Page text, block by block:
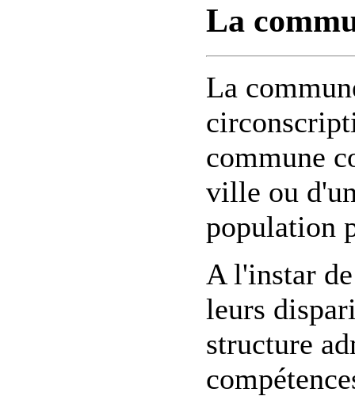
La
La
commune
ville ou
population
A l'instar
leurs
structure